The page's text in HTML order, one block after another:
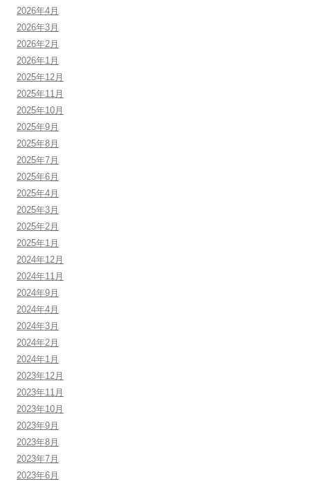
2026年4月
2026年3月
2026年2月
2026年1月
2025年12月
2025年11月
2025年10月
2025年9月
2025年8月
2025年7月
2025年6月
2025年4月
2025年3月
2025年2月
2025年1月
2024年12月
2024年11月
2024年9月
2024年4月
2024年3月
2024年2月
2024年1月
2023年12月
2023年11月
2023年10月
2023年9月
2023年8月
2023年7月
2023年6月